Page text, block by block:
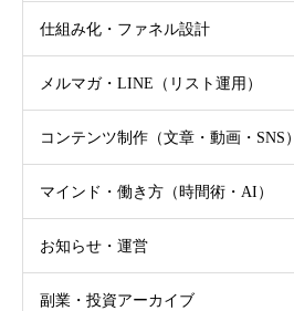
仕組み化・ファネル設計
メルマガ・LINE（リスト運用）
コンテンツ制作（文章・動画・SNS）
マインド・働き方（時間術・AI）
お知らせ・運営
副業・投資アーカイブ